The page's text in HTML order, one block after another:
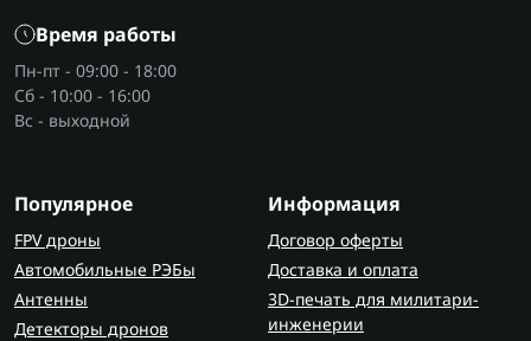
Время работы
Пн-пт - 09:00 - 18:00
Сб - 10:00 - 16:00
Вс - выходной
Популярное
FPV дроны
Автомобильные РЭБы
Антенны
Детекторы дронов
Информация
Договор оферты
Доставка и оплата
3D-печать для милитари-
инженерии